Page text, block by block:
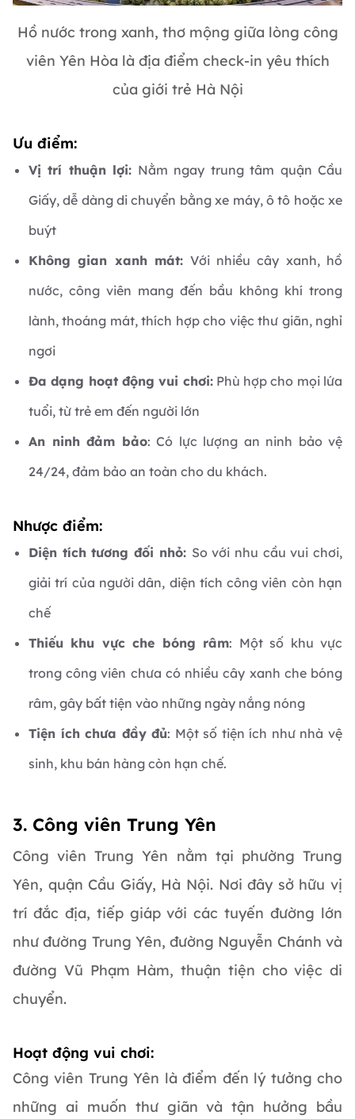
Hồ nước trong xanh, thơ mộng giữa lòng công
viên Yên Hòa là địa điểm check-in yêu thích
của giới trẻ Hà Nội
Ưu điểm:
Vị trí thuận lợi: Nằm ngay trung tâm quận Cầu
Giấy, dễ dàng di chuyển bằng xe máy, ô tô hoặc xe
buýt
Không gian xanh mát: Với nhiều cây xanh, hồ
nước, công viên mang đến bầu không khí trong
lành, thoáng mát, thích hợp cho việc thư giãn, nghỉ
ngơi
Đa dạng hoạt động vui chơi:Phù hợp cho mọi lứa
tuổi, từ trẻ em đến người lớn
An ninh đảm bảo: Có lực lượng an ninh bảo vệ
24/24, đảm bảo an toàn cho du khách.
Nhược điểm:
Diện tích tương đối nhỏ: So với nhu cầu vui chơi,
giải trí của người dân, diện tích công viên còn hạn
chế
Thiếu khu vực che bóng râm: Một số khu vực
trong công viên chưa có nhiều cây xanh che bóng
râm, gây bất tiện vào những ngày nắng nóng
Tiện ích chưa đầy đủ: Một số tiện ích như nhà vệ
sinh, khu bán hàng còn hạn chế.
3. Công viên Trung Yên
Công viên Trung Yên nằm tại phường Trung
Yên, quận Cầu Giấy, Hà Nội. Nơi đây sở hữu vị
trí đắc địa, tiếp giáp với các tuyến đường lớn
như đường Trung Yên, đường Nguyễn Chánh và
đường Vũ Phạm Hàm, thuận tiện cho việc di
chuyển.
Hoạt động vui chơi:
Công viên Trung Yên là điểm đến lý tưởng cho
những ai muốn thư giãn và tận hưởng bầu